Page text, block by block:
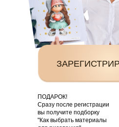
ПОДАРОК!
Сразу после регистрации
вы получите подборку
"Как выбрать материалы